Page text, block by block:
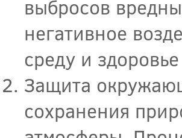
выбросов
негативное
среду и
Защита
сохранения